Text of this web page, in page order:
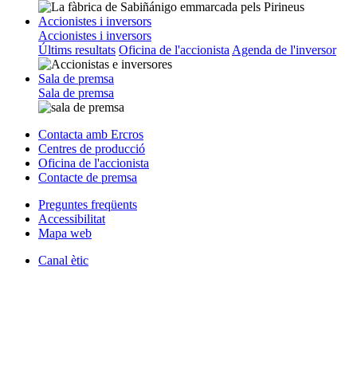
Accionistes i inversors
Accionistes i inversors
Últims resultats Oficina de l'accionista Agenda de l'inversor
Sala de premsa
Sala de premsa
Contacta amb Ercros
Centres de producció
Oficina de l'accionista
Contacte de premsa
Preguntes freqüents
Accessibilitat
Mapa web
Canal ètic